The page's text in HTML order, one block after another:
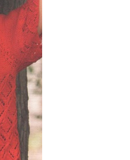
секреты